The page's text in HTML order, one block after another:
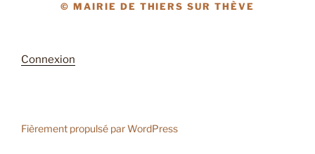
© MAIRIE DE THIERS SUR THÈVE
Connexion
Fièrement propulsé par WordPress